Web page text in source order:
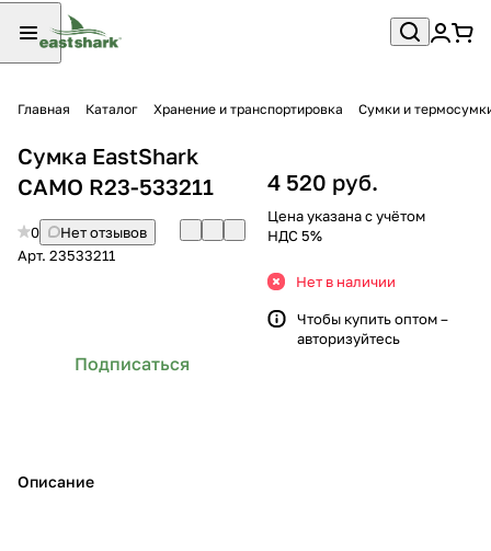
Главная Каталог Хранение и транспортировка Сумки и
Сумка EastShark
CAMO R23-533211
0
Нет отзывов
Арт. 23533211
Подписаться
Описание
4 520 руб.
Цена указана с учётом
НДС 5%
Нет в наличии
Чтобы купить оптом –
авторизуйтесь